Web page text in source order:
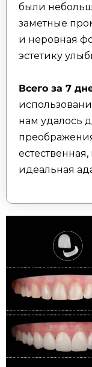
были
заметные
и неровная
эстетику
Всего за 7
нам удалось
идеальная